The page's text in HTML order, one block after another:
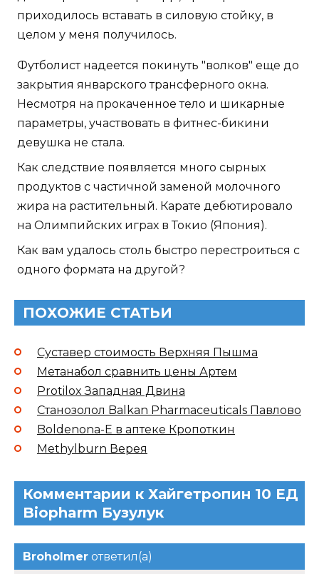
приходилось вставать в силовую стойку, в
целом у меня получилось.
Футболист надеется покинуть "волков" еще до
закрытия январского трансферного окна.
Несмотря на прокаченное тело и шикарные
параметры, участвовать в фитнес-бикини
девушка не стала.
Как следствие появляется много сырных
продуктов с частичной заменой молочного
жира на растительный. Карате дебютировало
на Олимпийских играх в Токио (Япония).
Как вам удалось столь быстро перестроиться с
одного формата на другой?
ПОХОЖИЕ СТАТЬИ
Суставер стоимость Верхняя Пышма
Метанабол сравнить цены Артем
Protilox Западная Двина
Станозолол Balkan Pharmaceuticals Павлово
Boldenona-E в аптеке Кропоткин
Methylburn Верея
Комментарии к Хайгетропин 10 ЕД
Biopharm Бузулук
Broholmer ответил(а)